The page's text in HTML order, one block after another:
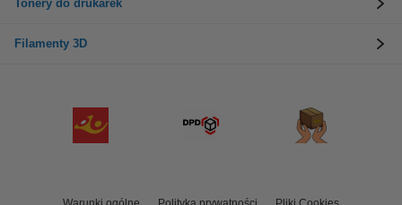
Tonery do drukarek
Filamenty 3D